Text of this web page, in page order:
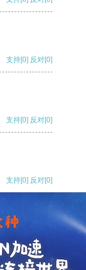
支持[0] 反对[0]
支持[0] 反对[0]
支持[0] 反对[0]
支持 反对